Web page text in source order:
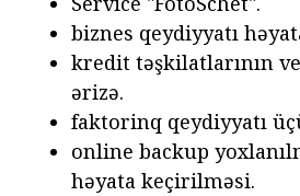
biznes qeydiyyatı
kredit təşkilatlarının
ərizə.
faktorinq qeydiyyatı
online backup
həyata keçirilməsi.